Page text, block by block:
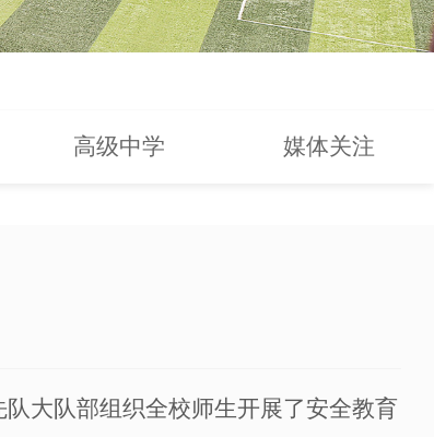
高级中学 媒体关注
队大队部组织全校师生开展了安全教育